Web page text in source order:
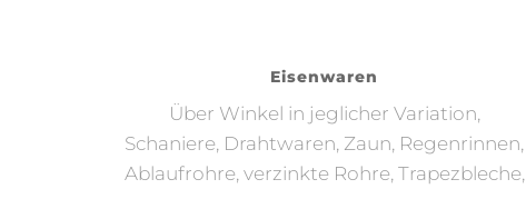
Eisenwaren
Über Winkel in jeglicher Variation,
Schaniere, Drahtwaren, Zaun, Regenrinnen,
Ablaufrohre, verzinkte Rohre, Trapezbleche,